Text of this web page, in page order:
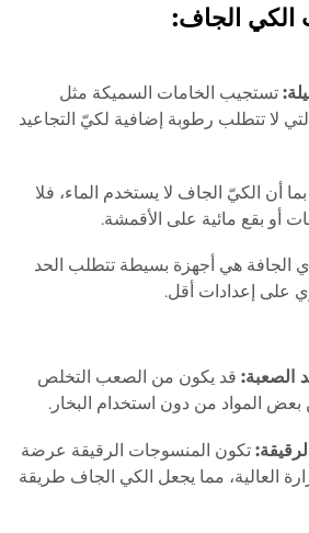
الكي الجاف:
تستجيب الخامات السميكة مثل
لا تتطلب رطوبة إضافية لكيّ التجاعيد
بما أن الكيّ الجاف لا يستخدم الماء، فلا
أو بقع مائية على الأقمشة.
الجافة هي أجهزة بسيطة تتطلب الحد
على إعدادات أقل.
الصعبة: قد يكون من الصعب التخلص
بعض المواد من دون استخدام البخار.
تكون المنسوجات الرقيقة عرضة
العالية، مما يجعل الكي الجاف طريقة